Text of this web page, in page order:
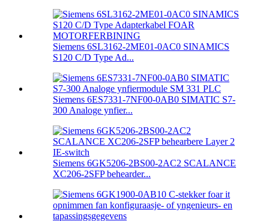
Siemens 6SL3162-2ME01-0AC0 SINAMICS
S120 C/D Type Ad...
Siemens 6ES7331-7NF00-0AB0 SIMATIC S7-
300 Analoge ynfier...
Siemens 6GK5206-2BS00-2AC2 SCALANCE
XC206-2SFP behearder...